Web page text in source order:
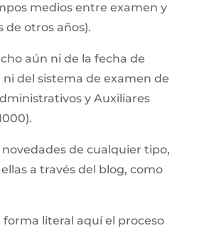
medios entre examen y
de otros años).
aún ni de la fecha de
del sistema de examen de
y Auxiliares
de cualquier tipo,
a través del blog, como
forma literal aquí el proceso